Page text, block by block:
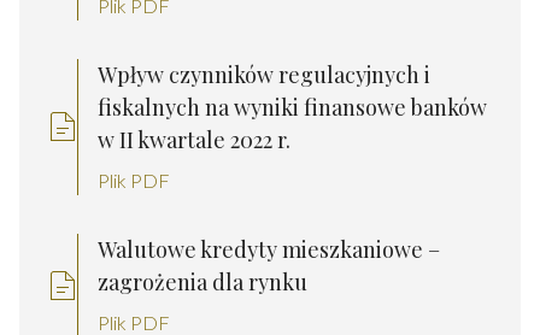
Plik PDF
Wpływ czynników regulacyjnych i
fiskalnych na wyniki finansowe banków
w II kwartale 2022 r.
Plik PDF
Walutowe kredyty mieszkaniowe –
zagrożenia dla rynku
Plik PDF